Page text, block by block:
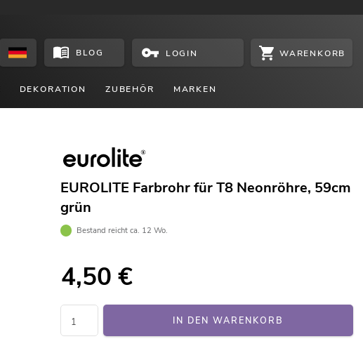
BLOG LOGIN WARENKORB
DEKORATION ZUBEHÖR MARKEN
EUROLITE Farbrohr für T8 Neonröhre, 59cm
grün
Bestand reicht ca. 12 Wo.
4,50 €
IN DEN WARENKORB